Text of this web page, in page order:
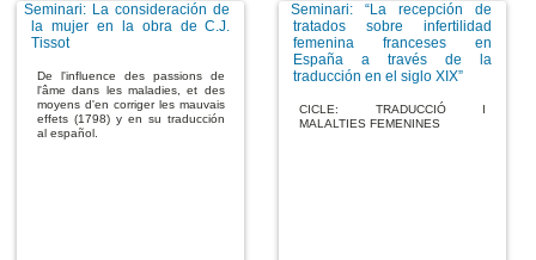
Seminari: La consideración de
la mujer en la obra de C.J.
Tissot
De l'influence des passions de
l'âme dans les maladies, et des
moyens d'en corriger les mauvais
effets (1798) y en su traducción
al español.
Seminari: “La recepción de
tratados sobre infertilidad
femenina franceses en
España a través de la
traducción en el siglo XIX”
CICLE: TRADUCCIÓ I
MALALTIES FEMENINES